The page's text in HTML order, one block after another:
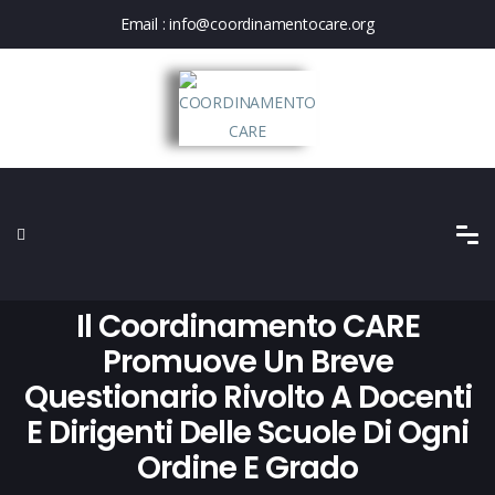
Email :info@coordinamentocare.org
Il Coordinamento CARE
Promuove Un Breve
Questionario Rivolto A Docenti
E Dirigenti Delle Scuole Di Ogni
Ordine E Grado